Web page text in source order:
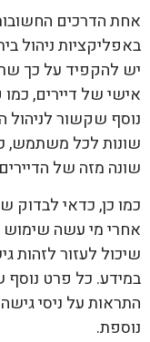
אחת הדרכים
באפליקציות ניהול
יש להקפיד על כך
אישי של דיירים,
נוסף שקשור לניהול
שונות לכל משתמש,
שונה מזה של
כמו כן, כדאי
אחרי מי עשה שימוש
שיכול לעזור לזהות
במידע. כל פרט נוסף
התראות על ניסי
נוספת.